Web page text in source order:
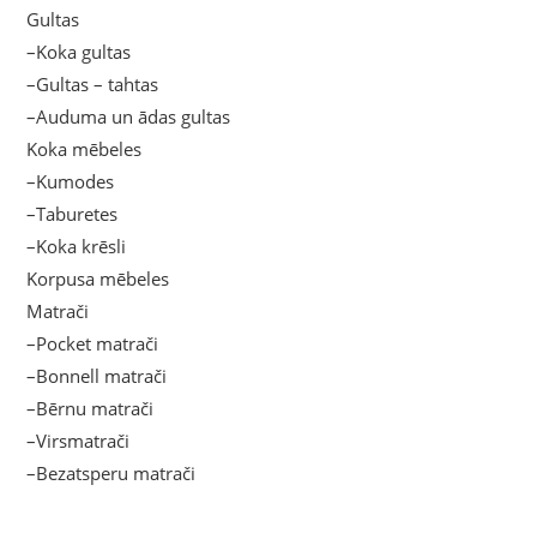
Gultas
–Koka gultas
–Gultas – tahtas
–Auduma un ādas gultas
Koka mēbeles
–Kumodes
–Taburetes
–Koka krēsli
Korpusa mēbeles
Matrači
–Pocket matrači
–Bonnell matrači
–Bērnu matrači
–Virsmatrači
–Bezatsperu matrači